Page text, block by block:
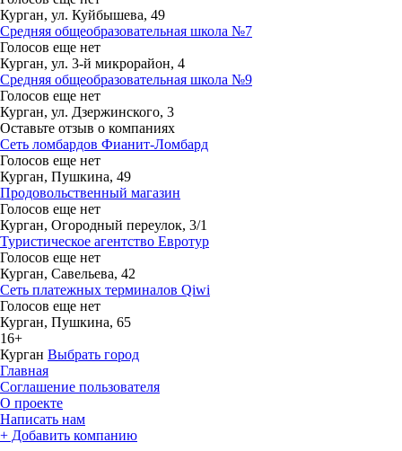
Курган, ул. Куйбышева, 49
Средняя общеобразовательная школа №7
Голосов еще нет
Курган, ул. 3-й микрорайон, 4
Средняя общеобразовательная школа №9
Голосов еще нет
Курган, ул. Дзержинского, 3
Оставьте отзыв о компаниях
Сеть ломбардов Фианит-Ломбард
Голосов еще нет
Курган, Пушкина, 49
Продовольственный магазин
Голосов еще нет
Курган, Огородный переулок, 3/1
Туристическое агентство Евротур
Голосов еще нет
Курган, Савельева, 42
Сеть платежных терминалов Qiwi
Голосов еще нет
Курган, Пушкина, 65
16+
Курган Выбрать город
Главная
Соглашение пользователя
О проекте
Написать нам
+ Добавить компанию